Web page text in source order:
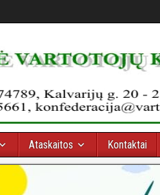
Ataskaitos Kontaktai